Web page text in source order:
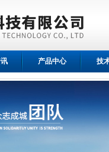
产品中心 技